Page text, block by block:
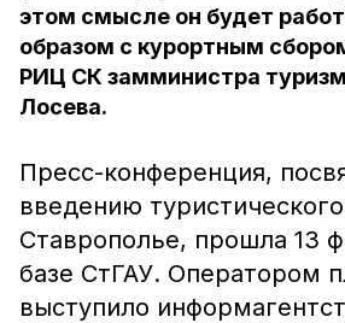
этом смысле он будет
образом с курортным
РИЦ СК замминистра
Лосева.
Пресс-конференция,
введению
Ставрополье, прошла 13
базе СтГАУ. Оператором
выступило